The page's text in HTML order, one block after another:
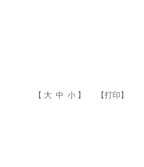
【 大 中 小 】 【打印 】